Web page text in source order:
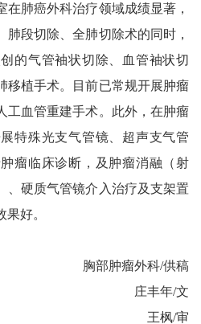
肺癌外科治疗领域成绩显著，
段切除、全肺切除术的同时，
的气管袖状切除、血管袖状切
移植手术。目前已常规开展肿瘤
工血管重建手术。此外，在肿瘤
特殊光支气管镜、超声支气管
瘤临床诊断，及肿瘤消融（射
、硬质气管镜介入治疗及支架置
好。
胸部肿瘤外科/供稿
庄丰年/文
王枫/审